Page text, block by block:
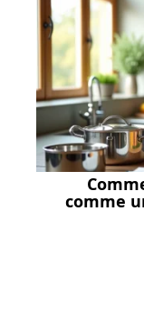
comme